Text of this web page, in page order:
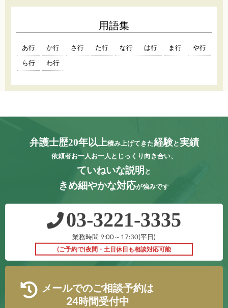
用語集
あ行 か行 さ行 た行 な行 は行 ま行
や行
ら行
わ行
弁護士歴20年以上積み上げてきた経験と実績
依頼者お一人お一人とじっくり向き合い、
ていねいな説明 と
きめ細やかな対応が強みです
03‐3221‐3335
業務時間 9:00～17:30(平日)
(ご予約で)夜間・土日休日も相談対応可能
メールでのご相談予約は
24時間受付中